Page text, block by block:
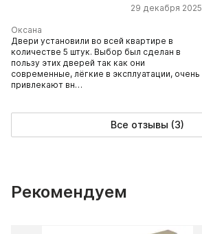
29 декабря 2025
Оксана
Двери установили во всей квартире в
количестве 5 штук. Выбор был сделан в
пользу этих дверей так как они
современные, лёгкие в эксплуатации, очень
привлекают вн…
Все отзывы (3)
Рекомендуем